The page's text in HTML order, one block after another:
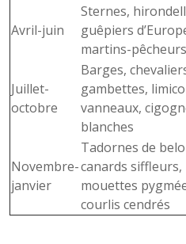
Avril-juin
Sternes,
guêpiers
martins-pêcheurs
Juillet-
octobre
Barges,
gambettes,
vanneaux,
blanches
Novembre-
janvier
Tadornes de
canards siffleurs,
mouettes
courlis cendrés